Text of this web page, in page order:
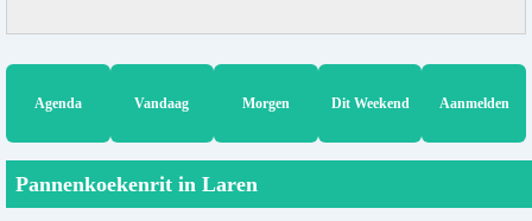
Agenda Vandaag Morgen Dit Weekend Aanmelden
Pannenkoekenrit in Laren